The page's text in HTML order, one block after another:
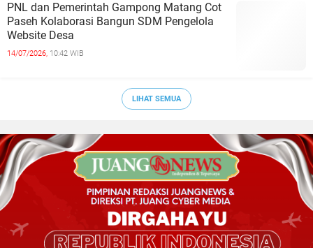
PNL dan Pemerintah Gampong Matang Cot
Paseh Kolaborasi Bangun SDM Pengelola
Website Desa
14/07/2026, 10:42 WIB
LIHAT SEMUA